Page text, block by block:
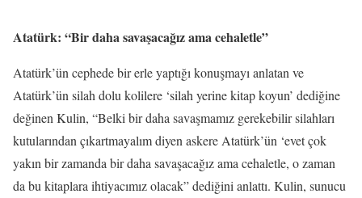
Atatürk: “Bir daha savaşacağız ama cehaletle”
Atatürk’ün cephede bir erle yaptığı konuşmayı anlatan ve
Atatürk’ün silah dolu kolilere ‘silah yerine kitap koyun’ dediğine
değinen Kulin, “Belki bir daha savaşmamız gerekebilir silahları
kutularından çıkartmayalım diyen askere Atatürk’ün ‘evet çok
yakın bir zamanda bir daha savaşacağız ama cehaletle, o zaman
da bu kitaplara ihtiyacımız olacak” dediğini anlattı. Kulin, sunucu